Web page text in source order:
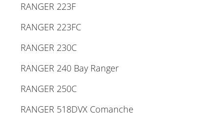
RANGER 223F
RANGER 223FC
RANGER 230C
RANGER 240 Bay Ranger
RANGER 250C
RANGER 518DVX Comanche